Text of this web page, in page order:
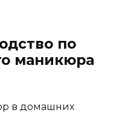
по
маникюра
в домашних